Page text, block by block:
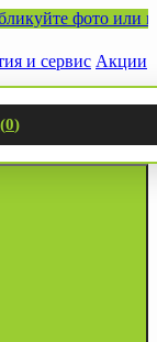
фото или видео
и сервис Акции
0)